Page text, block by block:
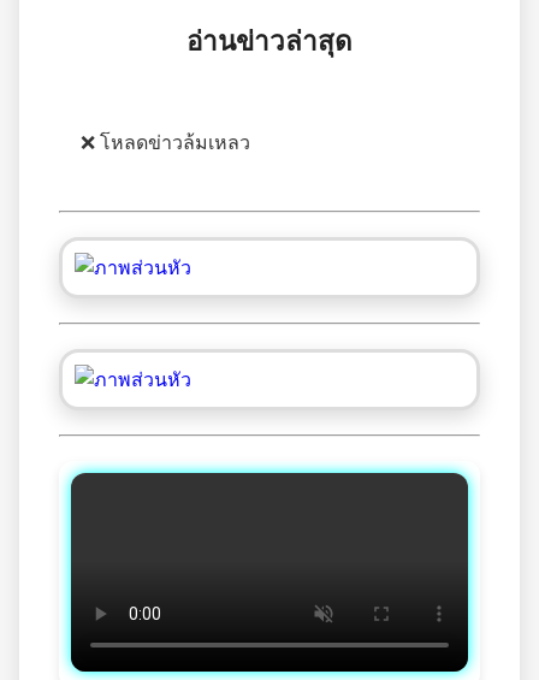
อ่านข่าวล่าสุด
❌ โหลดข่าวล้มเหลว